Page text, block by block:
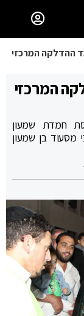
ההדלקה המרכזי
המרכזי
חמדת שמעון
מסעוד בן שמעון